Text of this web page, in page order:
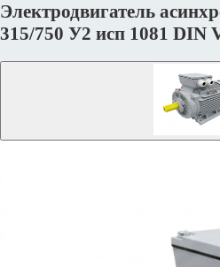
Электродвигатель
315/750 У2 исп 1081 DIN